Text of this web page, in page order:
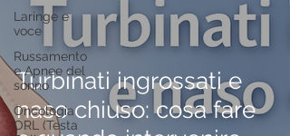
Laringe e
voce
Russamento
e Apnee del
sonno
Oncologia
ORL (Testa
Turbinati ingrossati e
naso chiuso: cosa fare